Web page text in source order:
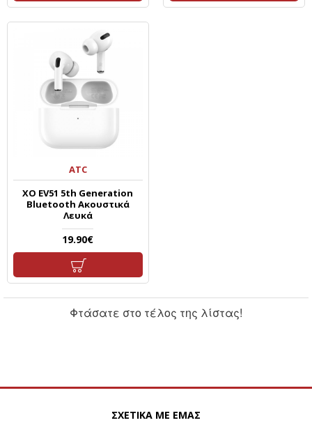
ATC
XO EV51 5th Generation
Bluetooth Ακουστικά
Λευκά
19.90€
Φτάσατε στο τέλος της λίστας!
ΣΧΕΤΙΚΑ ΜΕ ΕΜΑΣ